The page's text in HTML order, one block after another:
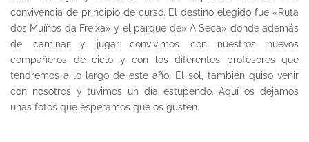
convivencia de principio de curso. El destino elegido fue «Ruta
dos Muíños da Freixa» y el parque de» A Seca» donde además
de caminar y jugar convivimos con nuestros nuevos
compañeros de ciclo y con los diferentes profesores que
tendremos a lo largo de este año. El sol, también quiso venir
con nosotros y tuvimos un día estupendo. Aquí os dejamos
unas fotos que esperamos que os gusten.